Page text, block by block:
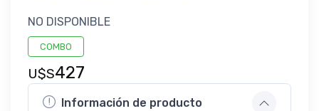
NO DISPONIBLE
COMBO
U$S427
Información de producto